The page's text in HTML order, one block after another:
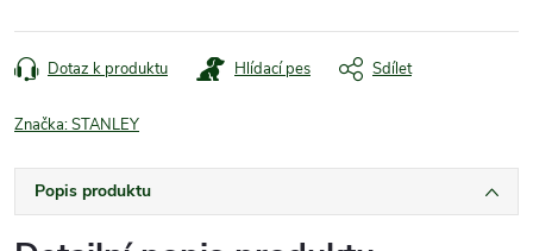
cena:
Dotaz k produktu Hlídací pes Sdílet
Značka:STANLEY
Popis produktu